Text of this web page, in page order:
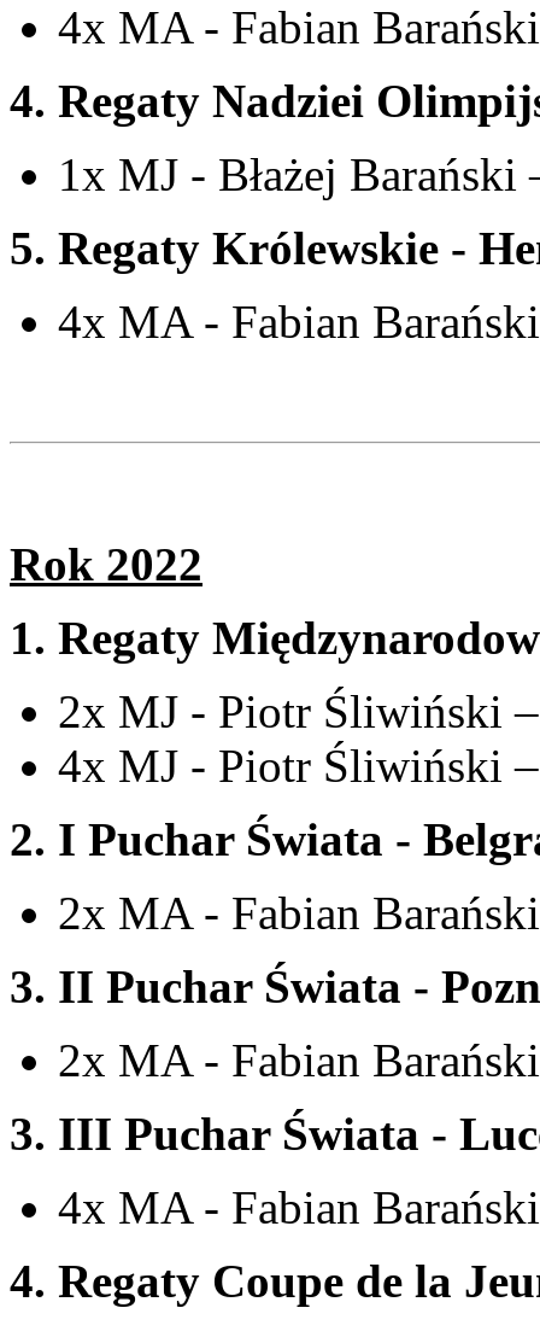
4x MA - Fabian
4. Regaty Nadziei
1x MJ - Błażej Barański
5. Regaty Królewskie -
4x MA - Fabian
Rok 2022
1. Regaty
2x MJ - Piotr Śliwiński
4x MJ - Piotr Śliwiński
2. I Puchar Świata -
2x MA - Fabian
3. II Puchar Świata -
2x MA - Fabian
3. III Puchar Świata -
4x MA - Fabian
4. Regaty Coupe de la